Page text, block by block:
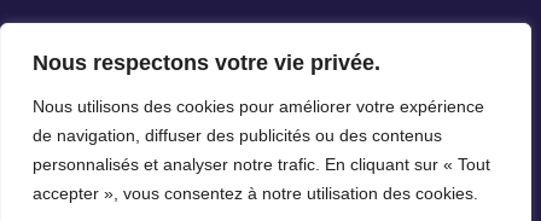
Nous respectons votre vie privée.
Nous utilisons des cookies pour améliorer votre expérience
de navigation, diffuser des publicités ou des contenus
personnalisés et analyser notre trafic. En cliquant sur « Tout
accepter », vous consentez à notre utilisation des cookies.